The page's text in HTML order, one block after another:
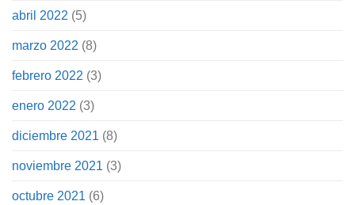
abril 2022 (5)
marzo 2022 (8)
febrero 2022 (3)
enero 2022 (3)
diciembre 2021 (8)
noviembre 2021 (3)
octubre 2021 (6)